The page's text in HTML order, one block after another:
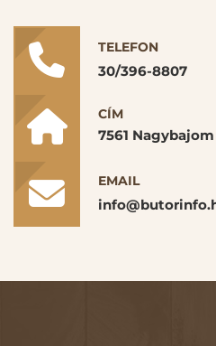
TELEFON
30/396-8807
CÍM
7561
EMAIL